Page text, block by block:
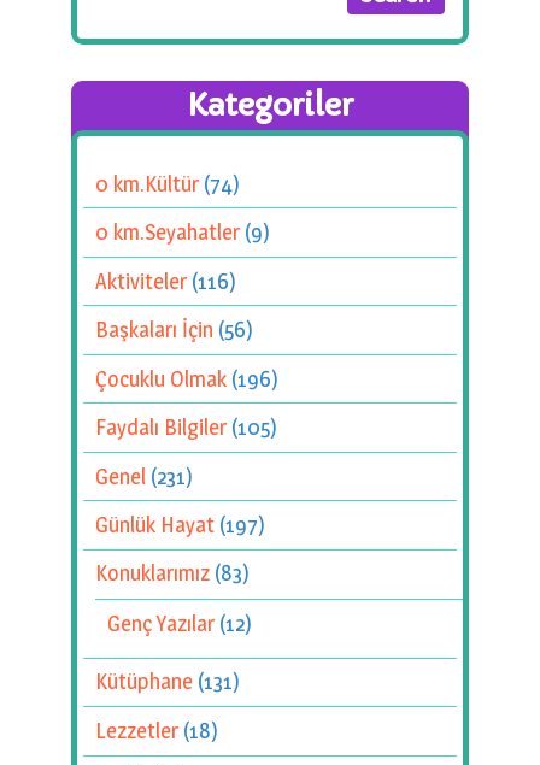
Kategoriler
0 km.Kültür(74)
0 km.Seyahatler(9)
Aktiviteler(116)
Başkaları İçin (56)
Çocuklu Olmak (196)
Faydalı Bilgiler(105)
Genel (231)
Günlük Hayat (197)
Konuklarımız (83)
Genç Yazılar(12)
Kütüphane (131)
Lezzetler(18)